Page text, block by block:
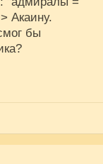
Акаину.
бы